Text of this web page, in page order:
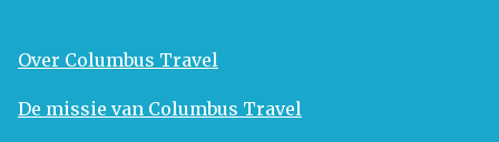
Over Columbus Travel
De missie van Columbus Travel